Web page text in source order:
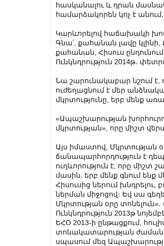
հասկանալու և դրան
համարձակորեն կոչ է
Կարևորելով հաճախակի
Գնա՛, քահանան լավը
քահանան, Հիսուս
Ունկնդրություն 2014թ․
Նա շարունակաբար նշում է,
ուժեղացնում է մեր
մկրտությունը, երբ մենք
«Ապաշխարության
մկրտության», որը միշտ
Այս իմաստով, Մկրտության
ճանապարհորդություն է
ուղևորություն է, որը
մասին. երբ մենք գնում ենք
Հիսուսից ներում խնդրելու,
ներման միջոցով։ Եվ սա
Մկրտության օրը
Ունկնդրություն 2013թ
ԵՀՕ 2013-ի ընթացքում,
տոնակատարության
սպասում մեզ